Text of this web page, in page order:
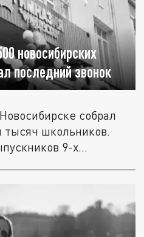
новосибирских
последний звонок
собрал
тысяч школьников.
9-х...